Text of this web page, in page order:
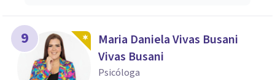
9
Maria Daniela Vivas Busani
Vivas Busani
Psicóloga